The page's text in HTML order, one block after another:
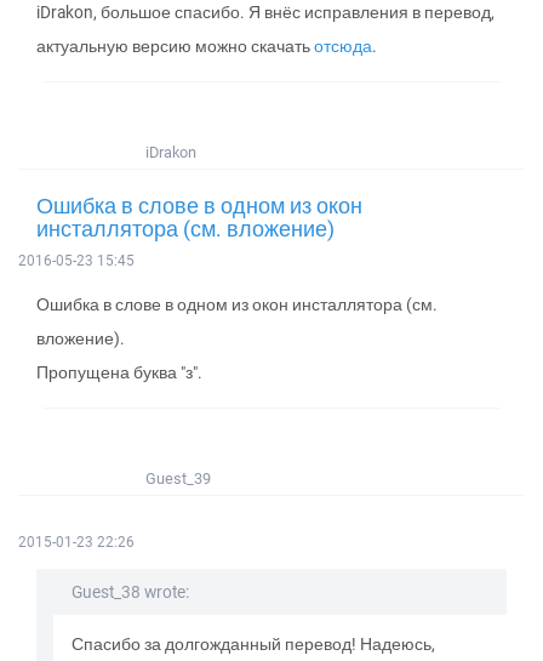
iDrakon, большое спасибо. Я внёс исправления в перевод,
актуальную версию можно скачатьотсюда.
iDrakon
Ошибка в слове в одном из окон
инсталлятора (см. вложение)
2016-05-23 15:45
Ошибка в слове в одном из окон инсталлятора (см.
вложение).
Пропущена буква "з".
Guest_39
2015-01-23 22:26
Guest_38 wrote:
Спасибо за долгожданный перевод! Надеюсь,